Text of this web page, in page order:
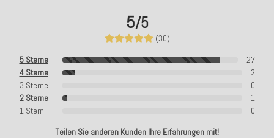
5/5
(30)
5 Sterne
27
4 Sterne
2
3 Sterne
0
2 Sterne
1
1 Stern
0
Teilen Sie anderen Kunden Ihre Erfahrungen mit!